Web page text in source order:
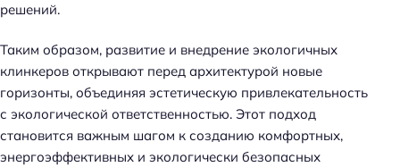
решений.
Таким образом, развитие и внедрение экологичных
клинкеров открывают перед архитектурой новые
горизонты, объединяя эстетическую привлекательность
с экологической ответственностью. Этот подход
становится важным шагом к созданию комфортных,
энергоэффективных и экологически безопасных